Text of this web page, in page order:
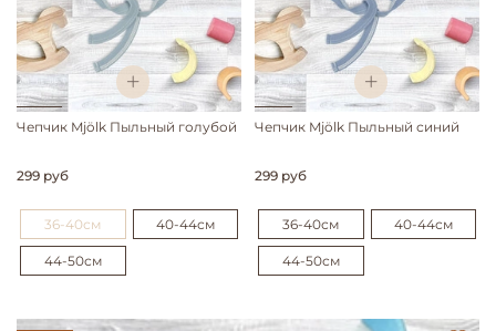
Чепчик Mjölk Пыльный голубой
299 руб
36-40см 40-44см
44-50см
Чепчик Mjölk Пыльный синий
299 руб
36-40см 40-44см
44-50см